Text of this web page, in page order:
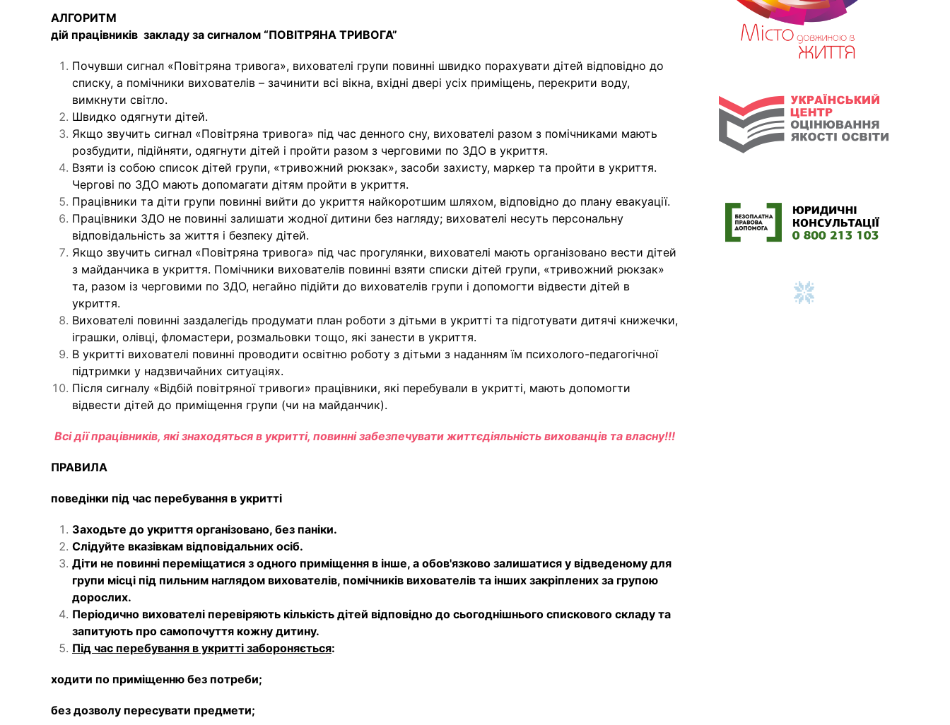
АЛГОРИТМ
дій працівників закладу за сигналом “ПОВІТРЯНА ТРИВОГА”
Почувши сигнал «Повітряна тривога», вихователі групи повинні швидко порахувати дітей відповідно до
списку, а помічники вихователів – зачинити всі вікна, вхідні двері усіх приміщень, перекрити воду,
вимкнути світло.
Швидко одягнути дітей.
Якщо звучить сигнал «Повітряна тривога» під час денного сну, вихователі разом з помічниками мають
розбудити, підійняти, одягнути дітей і пройти разом з черговими по ЗДО в укриття.
Взяти із собою список дітей групи, «тривожний рюкзак», засоби захисту, маркер та пройти в укриття.
Чергові по ЗДО мають допомагати дітям пройти в укриття.
Працівники та діти групи повинні вийти до укриття найкоротшим шляхом, відповідно до плану евакуації.
Працівники ЗДО не повинні залишати жодної дитини без нагляду; вихователі несуть персональну
відповідальність за життя і безпеку дітей.
Якщо звучить сигнал «Повітряна тривога» під час прогулянки, вихователі мають організовано вести дітей
з майданчика в укриття. Помічники вихователів повинні взяти списки дітей групи, «тривожний рюкзак»
та, разом із черговими по ЗДО, негайно підійти до вихователів групи і допомогти відвести дітей в
укриття.
Вихователі повинні заздалегідь продумати план роботи з дітьми в укритті та підготувати дитячі книжечки,
іграшки, олівці, фломастери, розмальовки тощо, які занести в укриття.
В укритті вихователі повинні проводити освітню роботу з дітьми з наданням їм психолого-педагогічної
підтримки у надзвичайних ситуаціях.
Після сигналу «Відбій повітряної тривоги» працівники, які перебували в укритті, мають допомогти
відвести дітей до приміщення групи (чи на майданчик).
Всі дії працівників, які знаходяться в укритті, повинні забезпечувати життєдіяльність вихованців та власну!!!
ПРАВИЛА
поведінки під час перебування в укритті
Заходьте до укриття організовано, без паніки.
Слідуйте вказівкам відповідальних осіб.
Діти не повинні переміщатися з одного приміщення в інше, а обов'язково залишатися у відведеному для
групи місці під пильним наглядом вихователів, помічників вихователів та інших закріплених за групою
дорослих.
Періодично вихователі перевіряють кількість дітей відповідно до сьогоднішнього спискового складу та
запитують про самопочуття кожну дитину.
Під час перебування в укритті забороняється:
ходити по приміщенню без потреби;
без дозволу пересувати предмети;